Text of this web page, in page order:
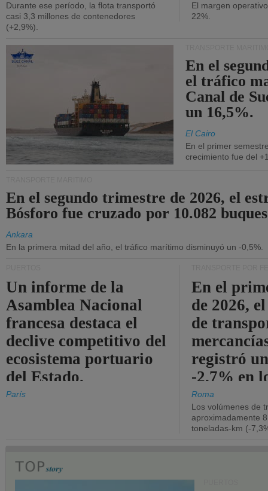
Durante ese período, la flota transportó
casi 3,3 millones de contenedores
(+2,9%).
El margen
22%.
En el
el tráfico
Canal de
un 16,5%.
El Cairo
En el primer
crecimiento fue del
En el segundo trimestre de 2026, el
Bósforo fue cruzado por 10.082
Ankara
En la primera mitad del año, el tráfico marítimo disminuyó un -0,5%.
Un informe de la
Asamblea Nacional
francesa destaca el
declive competitivo del
ecosistema portuario
del Estado.
París
En el
de 2026,
de
registró
-2,7% en
Roma
Los volúmenes de
aproximadamente
toneladas-km (-